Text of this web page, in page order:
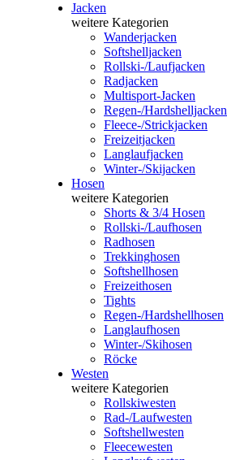
Jacken
weitere Kategorien
Wanderjacken
Softshelljacken
Rollski-/Laufjacken
Radjacken
Multisport-Jacken
Regen-/Hardshelljacken
Fleece-/Strickjacken
Freizeitjacken
Langlaufjacken
Winter-/Skijacken
Hosen
weitere Kategorien
Shorts & 3/4 Hosen
Rollski-/Laufhosen
Radhosen
Trekkinghosen
Softshellhosen
Freizeithosen
Tights
Regen-/Hardshellhosen
Langlaufhosen
Winter-/Skihosen
Röcke
Westen
weitere Kategorien
Rollskiwesten
Rad-/Laufwesten
Softshellwesten
Fleecewesten